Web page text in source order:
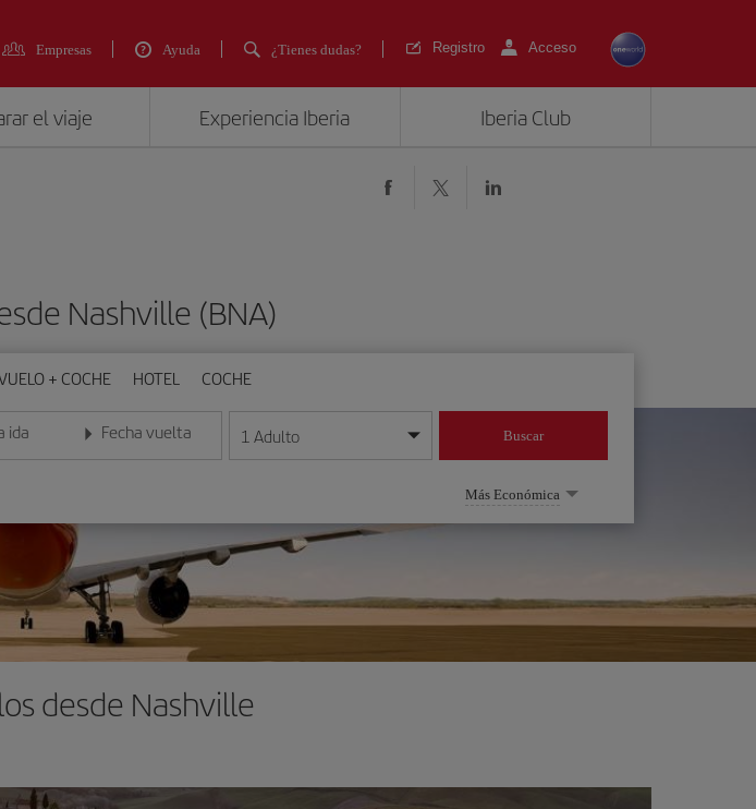
Empresas Ayuda ¿Tienes dudas? Registro Acceso
el viaje Experiencia Iberia Iberia Club
Nashville (BNA)
+ COCHE HOTEL COCHE
ida
la fecha en formato día/mes/año
Fecha vuelta
Introduce la fecha en formato día/mes/año
1 Adulto Buscar
Más Económica
desde Nashville